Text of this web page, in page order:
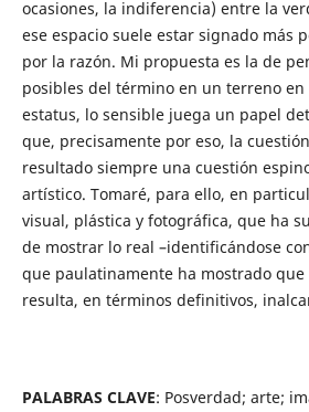
ocasiones, la indiferencia) entre la
ese espacio suele estar signado más
por la razón. Mi propuesta es la de
posibles del término en un terreno
estatus, lo sensible juega un papel
que, precisamente por eso, la
resultado siempre una cuestión
artístico. Tomaré, para ello, en
visual, plástica y fotográfica, que ha
de mostrar lo real –identificándose
que paulatinamente ha mostrado
resulta, en términos definitivos,
PALABRAS CLAVE: Posverdad; arte;